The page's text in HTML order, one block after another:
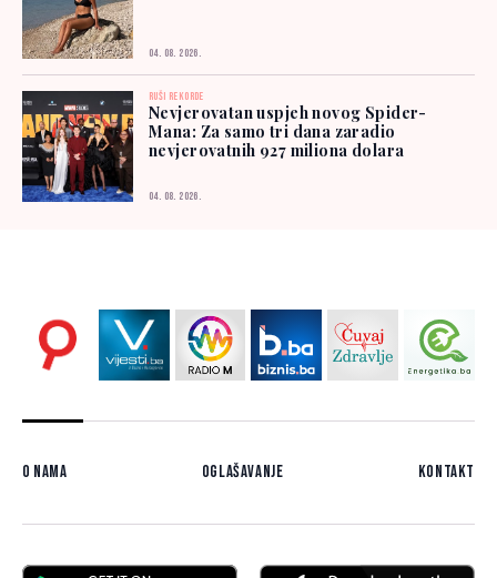
04. 08. 2026.
RUŠI REKORDE
Nevjerovatan uspjeh novog Spider-
Mana: Za samo tri dana zaradio
nevjerovatnih 927 miliona dolara
04. 08. 2026.
O nama Oglašavanje Kontakt